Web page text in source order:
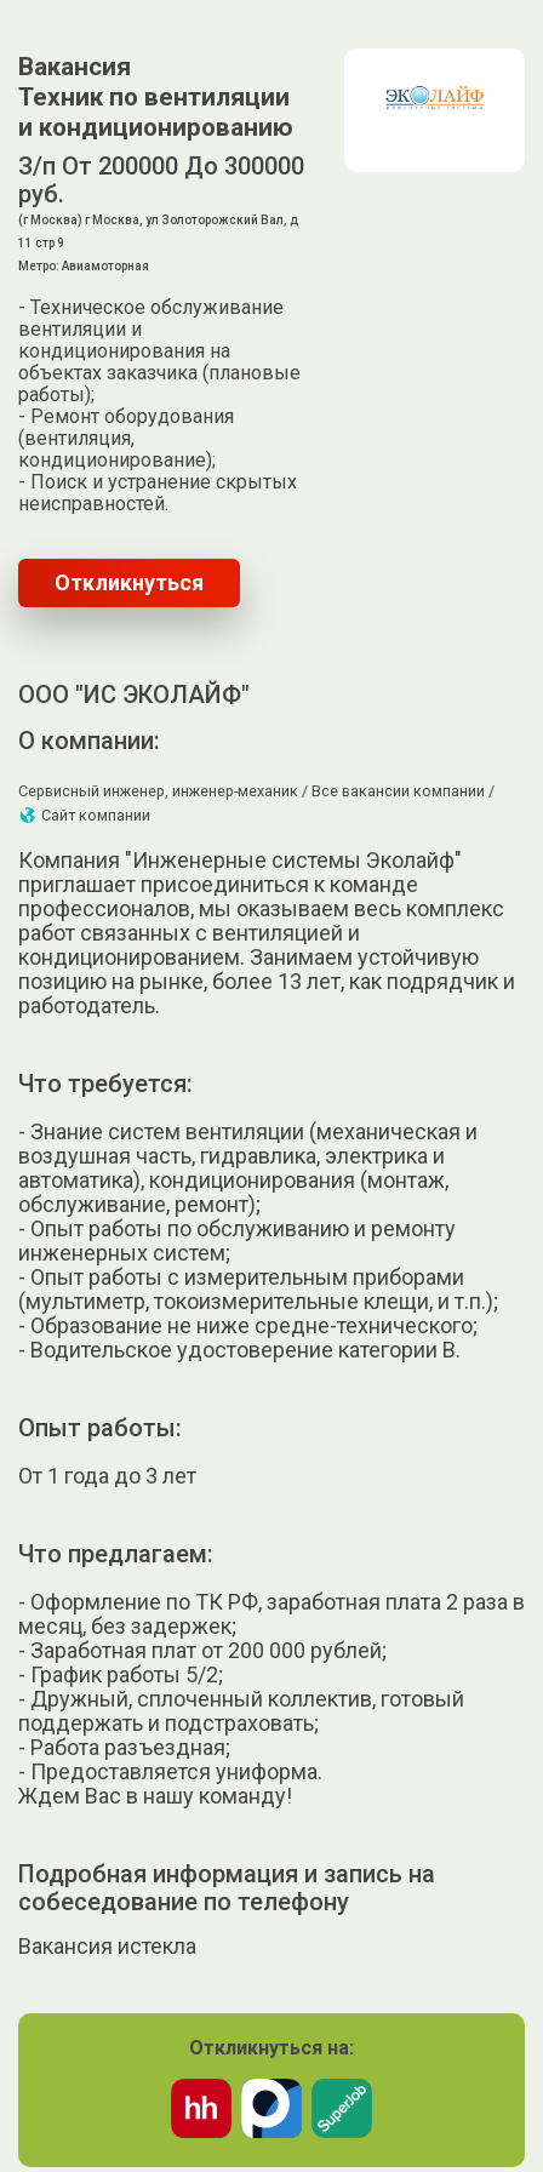
Вакансия
Техник по вентиляции
и кондиционированию
З/п От 200000 До 300000
руб.
(г Москва) г Москва, ул Золоторожский Вал, д
11 стр 9
Метро: Авиамоторная
- Техническое обслуживание
вентиляции и
кондиционирования на
объектах заказчика (плановые
работы);
- Ремонт оборудования
(вентиляция,
кондиционирование);
- Поиск и устранение скрытых
неисправностей.
Откликнуться
ООО "ИС ЭКОЛАЙФ"
О компании:
Сервисный инженер, инженер-механик / Все вакансии компании /
Сайт компании
Компания "Инженерные системы Эколайф"
приглашает присоединиться к команде
профессионалов, мы оказываем весь комплекс
работ связанных с вентиляцией и
кондиционированием. Занимаем устойчивую
позицию на рынке, более 13 лет, как подрядчик и
работодатель.
Что требуется:
- Знание систем вентиляции (механическая и
воздушная часть, гидравлика, электрика и
автоматика), кондиционирования (монтаж,
обслуживание, ремонт);
- Опыт работы по обслуживанию и ремонту
инженерных систем;
- Опыт работы с измерительным приборами
(мультиметр, токоизмерительные клещи, и т.п.);
- Образование не ниже средне-технического;
- Водительское удостоверение категории В.
Опыт работы:
От 1 года до 3 лет
Что предлагаем:
- Оформление по ТК РФ, заработная плата 2 раза в
месяц, без задержек;
- Заработная плат от 200 000 рублей;
- График работы 5/2;
- Дружный, сплоченный коллектив, готовый
поддержать и подстраховать;
- Работа разъездная;
- Предоставляется униформа.
Ждем Вас в нашу команду!
Подробная информация и запись на
собеседование по телефону
Вакансия истекла
Откликнуться на: